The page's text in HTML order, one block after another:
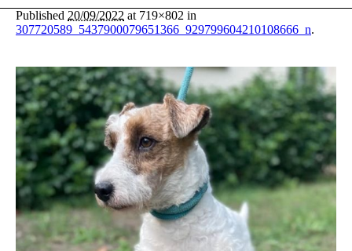
Published 20/09/2022 at 719×802 in
307720589_5437900079651366_929799604210108666_n.